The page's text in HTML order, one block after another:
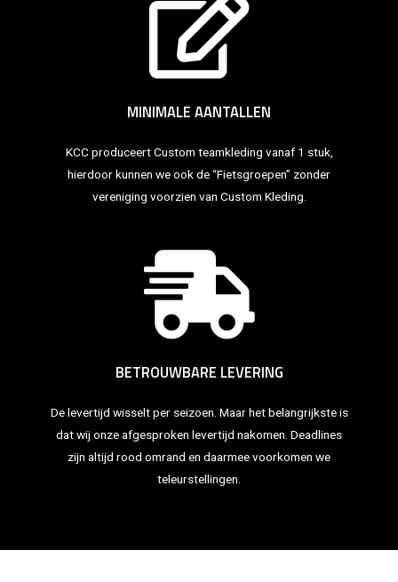
MINIMALE AANTALLEN
KCC produceert Custom teamkleding vanaf 1 stuk,
hierdoor kunnen we ook de “Fietsgroepen” zonder
vereniging voorzien van Custom Kleding.
BETROUWBARE LEVERING
De levertijd wisselt per seizoen. Maar het belangrijkste is
dat wij onze afgesproken levertijd nakomen. Deadlines
zijn altijd rood omrand en daarmee voorkomen we
teleurstellingen.